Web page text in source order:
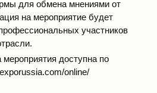
для обмена мнениями от
на мероприятие будет
участников
доступна по
online/